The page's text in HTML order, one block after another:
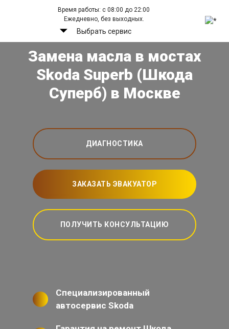
Время работы: с 08:00 до 22:00
Ежедневно, без выходных.
Выбрать сервис
Замена масла в мостах
Skoda Superb (Шкода
Суперб) в Москве
ДИАГНОСТИКА
ЗАКАЗАТЬ ЭВАКУАТОР
ПОЛУЧИТЬ КОНСУЛЬТАЦИЮ
Специализированный
автосервис Skoda